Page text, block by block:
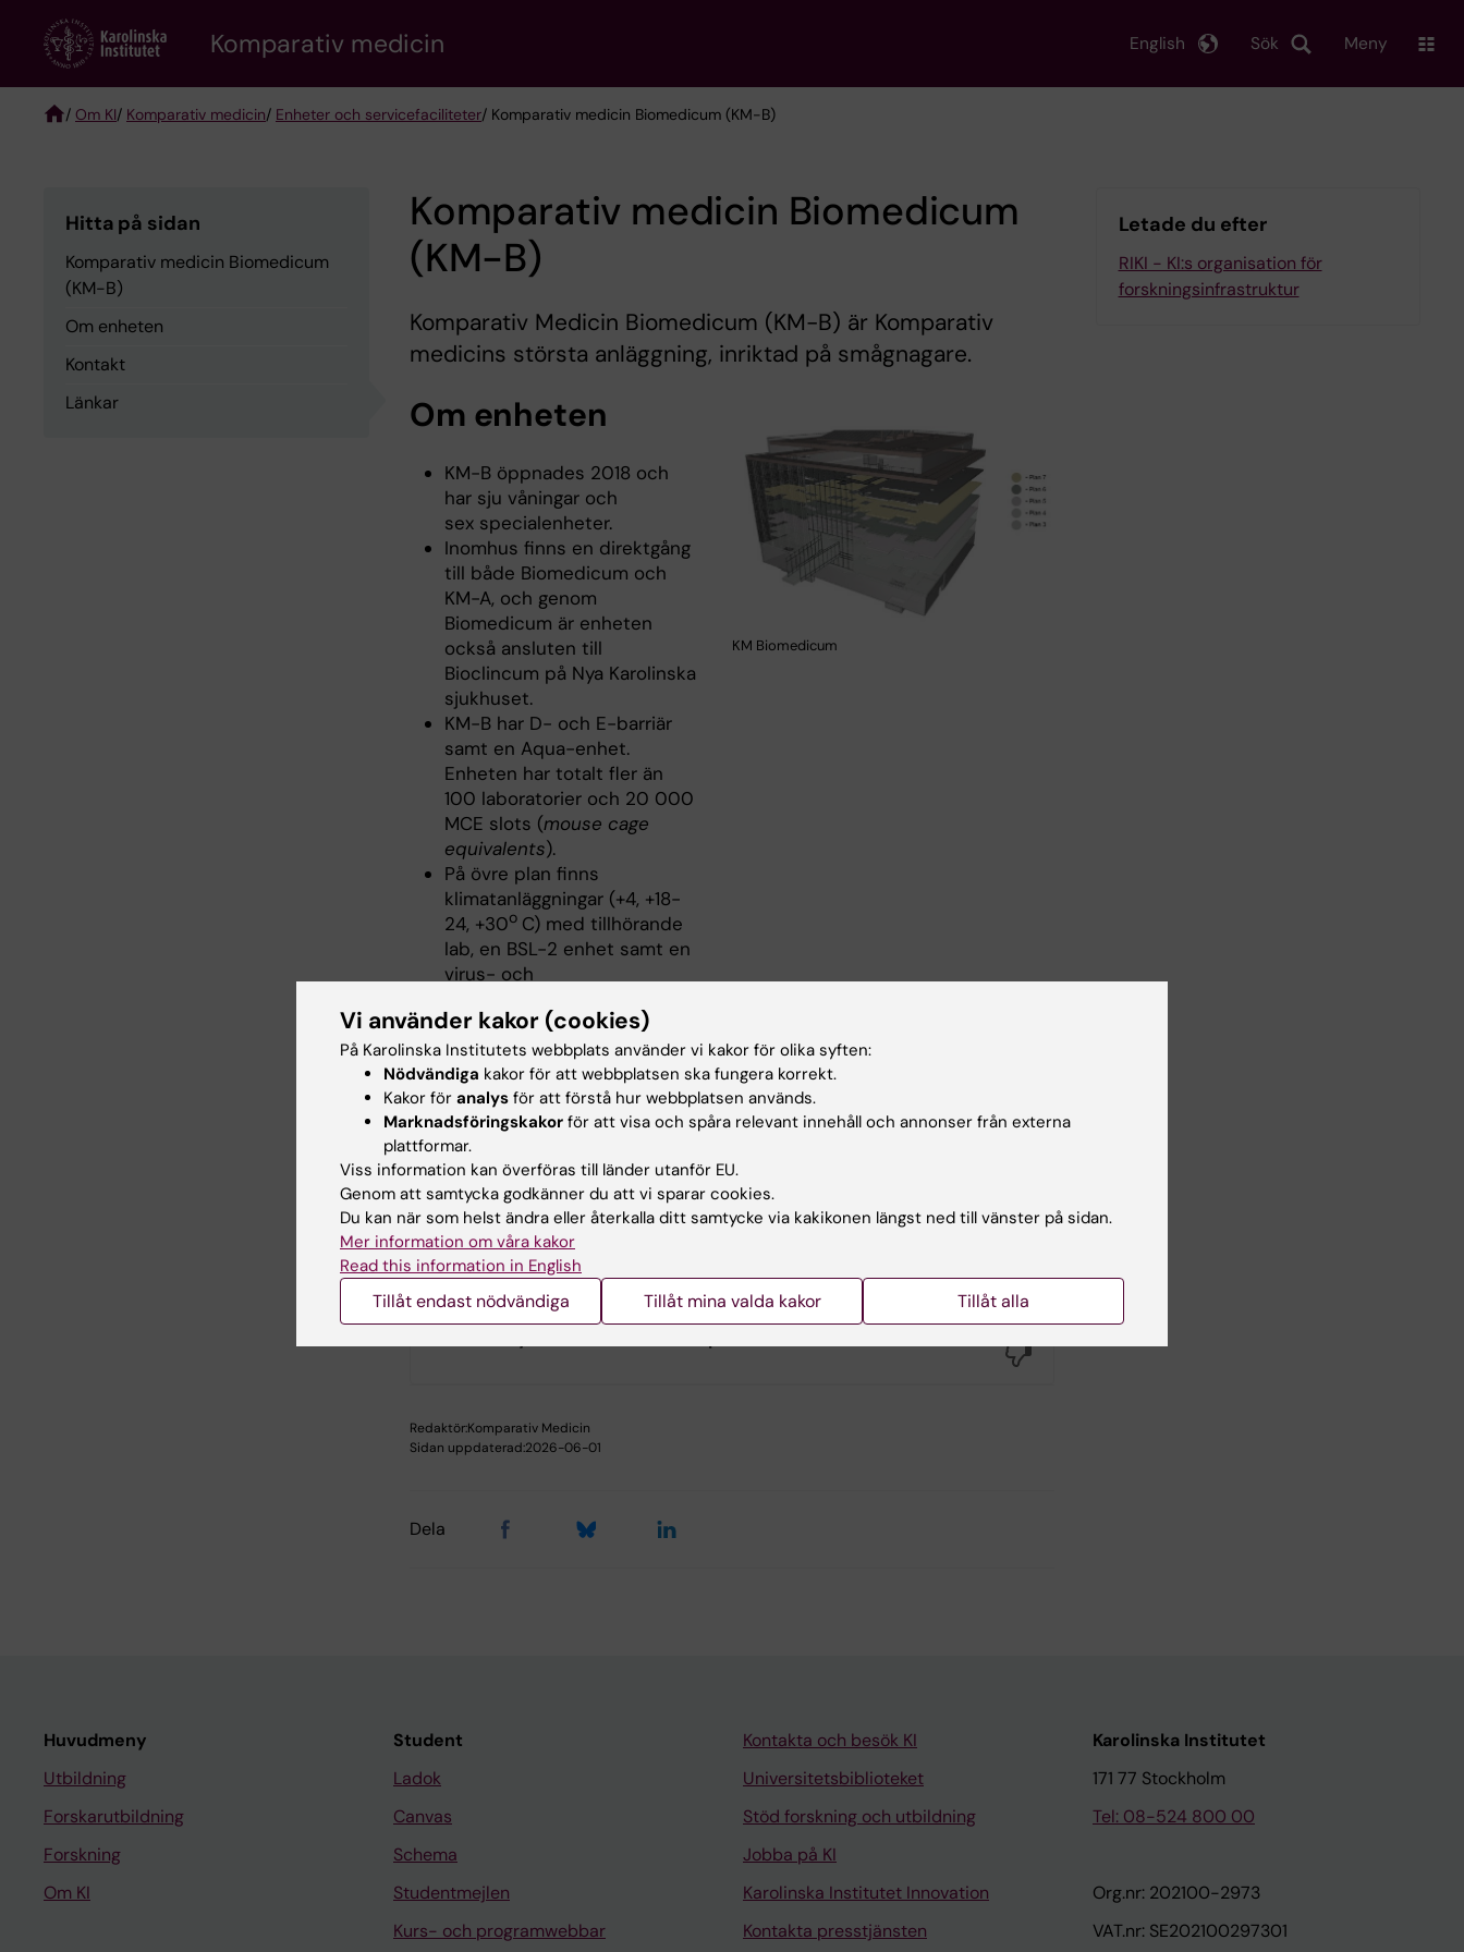
content
Komparativ medicin Sök
English Meny
/ Om KI/ Komparativ medicin/ Enheter och servicefaciliteter/ Komparativ medicin Biomedicum (KM-B)
Hitta på sidan
Komparativ medicin Biomedicum
(KM-B)
Om enheten
Kontakt
Länkar
Komparativ medicin Biomedicum
(KM-B)
Komparativ Medicin Biomedicum (KM-B) är Komparativ
medicins största anläggning, inriktad på smågnagare.
KM Biomedicum
Om enheten
KM-B öppnades 2018 och
har sju våningar och
sex specialenheter.
Inomhus finns en direktgång
till både Biomedicum och
KM-A, och genom
Biomedicum är enheten
också ansluten till
Bioclincum på Nya Karolinska
sjukhuset.
KM-B har D- och E-barriär
samt en Aqua-enhet.
Enheten har totalt fler än
100 laboratorier och 20 000
MCE slots (mouse cage
equivalents).
På övre plan finns
klimatanläggningar (+4, +18-
24, +30o C) med tillhörande
lab, en BSL-2 enhet samt en
virus- och
Kontakt
Kontakta oss påadmin-kmab@km.ki.se
Länkar
Om Biomedicum
Yes
No
Redaktör:Komparativ Medicin
Sidan uppdaterad:2026-06-01
Dela
Letade du efter
RIKI - KI:s organisation för
forskningsinfrastruktur
Huvudmeny
Utbildning
Forskarutbildning
Forskning
Om KI
Student
Ladok
Canvas
Schema
Studentmejlen
Kurs- och programwebbar
Kontakta och besök KI
Universitetsbiblioteket
Stöd forskning och utbildning
Jobba på KI
Karolinska Institutet Innovation
Kontakta presstjänsten
Karolinska Institutet
171 77 Stockholm
Tel: 08-524 800 00
Org.nr: 202100-2973
VAT.nr: SE202100297301
Vi använder kakor (cookies)
På Karolinska Institutets webbplats använder vi kakor för olika syften:
Nödvändiga kakor för att webbplatsen ska fungera korrekt.
Kakor för analys för att förstå hur webbplatsen används.
Marknadsföringskakor för att visa och spåra relevant innehåll och annonser från externa
plattformar.
Viss information kan överföras till länder utanför EU.
Genom att samtycka godkänner du att vi sparar cookies.
Du kan när som helst ändra eller återkalla ditt samtycke via kakikonen längst ned till vänster på sidan.
Mer information om våra kakor
Read this information in English
Tillåt endast nödvändiga Tillåt mina valda kakor Tillåt alla